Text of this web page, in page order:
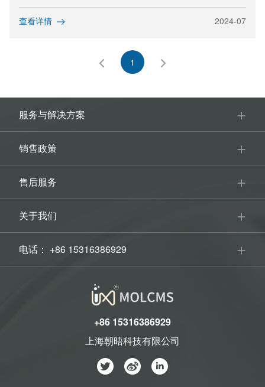
查看详情 2024-07
1
服务与解决方案
销售政策
售后服务
关于我们
电话： +86 15316386929
+86 15316386929
上海朝晤科技有限公司